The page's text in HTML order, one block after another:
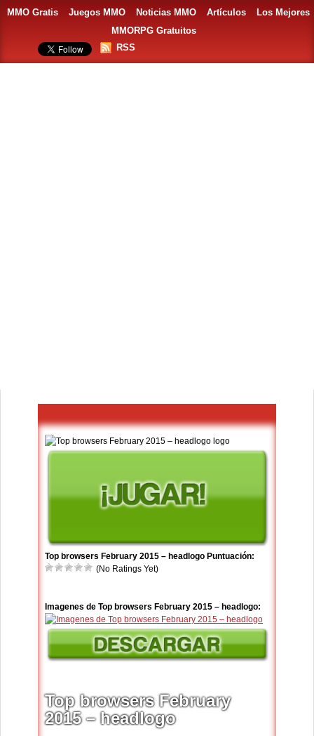
MMO Gratis Juegos MMO Noticias MMO Artículos
Los Mejores
MMORPG Gratuitos
RSS
Top browsers February 2015 – headlogo Puntuación:
(No Ratings Yet)
Imagenes de Top browsers February 2015 – headlogo:
Top browsers February
2015 – headlogo